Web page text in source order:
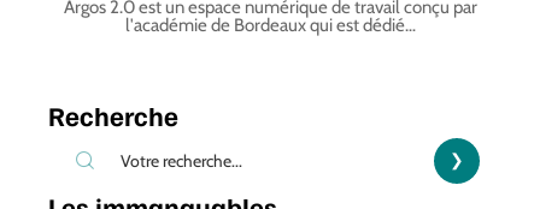
Argos 2.0 est un espace numérique de travail conçu par
l'académie de Bordeaux qui est dédié…
Recherche